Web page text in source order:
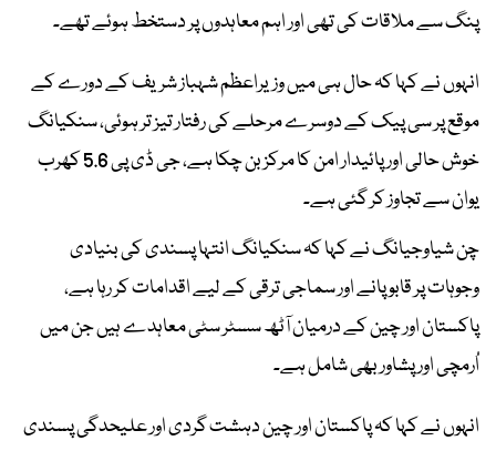
پنگ سے ملاقات کی تھی اور اہم معاہدوں پر دستخط ہوئے تھے۔
انہوں نے کہا کہ حال ہی میں وزیراعظم شہباز شریف کے دورے کے
موقع پر سی پیک کے دوسرے مرحلے کی رفتار تیز تر ہوئی، سنکیانگ
خوش حالی اور پائیدار امن کا مرکز بن چکا ہے، جی ڈی پی 5.6 کھرب
یوان سے تجاوز کر گئی ہے۔
چن شیاوجیانگ نے کہا کہ سنکیانگ انتہا پسندی کی بنیادی
وجوہات پر قابو پانے اور سماجی ترقی کے لیے اقدامات کر رہا ہے،
پاکستان اور چین کے درمیان آٹھ سسٹر سٹی معاہدے ہیں جن میں
اُرمچی اور پشاور بھی شامل ہے۔
انہوں نے کہا کہ پاکستان اور چین دہشت گردی اور علیحدگی پسندی